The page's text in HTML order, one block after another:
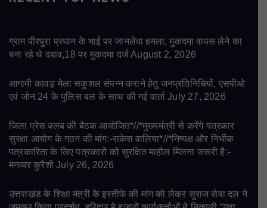
ग्राम पीरपुरा प्रधान के भाई पर जानलेवा हमला, मुकदमा वापस लेने का
बना रहे थे दबाव,18 पर मुकदमा दर्ज August 2, 2026
आगामी कावड़ मेला सकुशल संपन्न कराने हेतु जनप्रतिनिधियों, एसपीओ
एवं जोन 24 के पुलिस बल के साथ की गई वार्ता July 27, 2026
जिला प्रेस क्लब की बैठक आयोजित*//*मुख्यमंत्री से करेंगे पत्रकार
सुरक्षा आयोग के गठन की मांग:-राकेश वालिया*//*निष्पक्ष और निर्भीक
पत्रकारिता के लिए पत्रकारों को सुरक्षित माहौल मिलना जरूरी है:-
मनव्वर कुरैशी July 26, 2026
उत्तराखंड के शिक्षा मंत्री के इस्तीफे की मांग को लेकर सुराज सेवा दल ने